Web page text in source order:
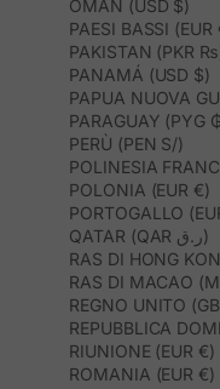
OMAN (USD $)
PAESI BASSI (EUR
PAKISTAN (PKR
PANAMÁ (USD $)
PAPUA NUOVA
PARAGUAY (PYG
PERÙ (PEN S/)
POLINESIA
POLONIA (EUR €)
PORTOGALLO
QATAR (QAR ر.ق)
RAS DI HONG
RAS DI MACAO
REGNO UNITO
REPUBBLICA
RIUNIONE (EUR €)
ROMANIA (EUR €)